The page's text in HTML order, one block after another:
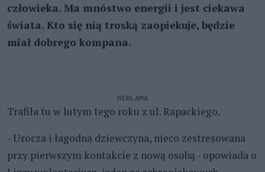
człowieka. Ma mnóstwo energii i jest ciekawa
świata. Kto się nią troską zaopiekuje, będzie
miał dobrego kompana.
REKLAMA
Trafiła tu w lutym tego roku z ul. Rapackiego.
- Urocza i łagodna dziewczyna, nieco zestresowana
przy pierwszym kontakcie z nową osobą - opowiada o